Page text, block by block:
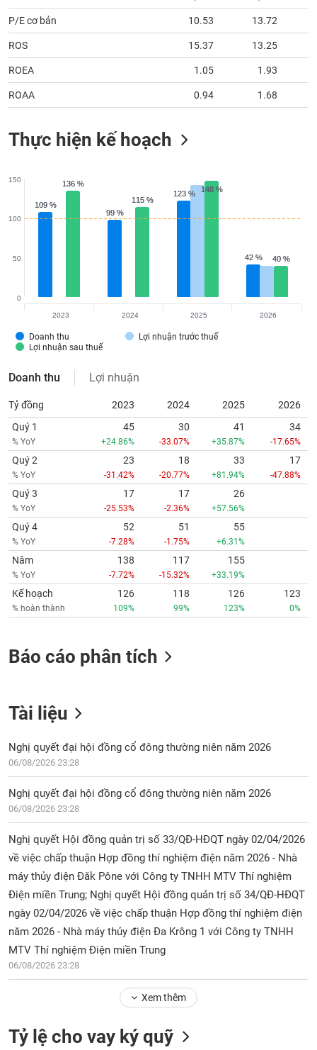
P/E cơ bản 10.53 13.72
ROS 15.37 13.25
ROEA 1.05 1.93
ROAA 0.94 1.68
Thực hiện kế hoạch
109 %
109 %
99 %
99 %
123 %
123 %
42 %
42 %
136 %
136 %
115 %
115 %
148 %
148 %
40 %
40 %
Doanh thu
Lợi nhuận trước thuế
Lợi nhuận sau thuế
0
50
100
150
2023 2024 2025 2026
Doanh thu Lợi nhuận
Tỷ đồng 2023 2024 2025
2026
Quý 1
% YoY
45
+24.86%
30
-33.07%
41
+35.87%
34
-17.65%
Quý 2
% YoY
23
-31.42%
18
-20.77%
33
+81.94%
17
-47.88%
Quý 3
% YoY
17
-25.53%
17
-2.36%
26
+57.56%
Quý 4
% YoY
52
-7.28%
51
-1.75%
55
+6.31%
Năm
% YoY
138
-7.72%
117
-15.32%
155
+33.19%
Kế hoạch
% hoàn thành
126
109%
118
99%
126
123%
123
0%
Báo cáo phân tích
Tài liệu
Nghị quyết đại hội đồng cổ đông thường niên năm 2026
06/08/2026 23:28
Nghị quyết đại hội đồng cổ đông thường niên năm 2026
06/08/2026 23:28
Nghị quyết Hội đồng quản trị số 33/QĐ-HĐQT ngày 02/04/2026
về việc chấp thuận Hợp đồng thí nghiệm điện năm 2026 - Nhà
máy thủy điện Đăk Pône với Công ty TNHH MTV Thí nghiệm
Điện miền Trung; Nghị quyết Hội đồng quản trị số 34/QĐ-HĐQT
ngày 02/04/2026 về việc chấp thuận Hợp đồng thí nghiệm điện
năm 2026 - Nhà máy thủy điện Đa Krông 1 với Công ty TNHH
MTV Thí nghiệm Điện miền Trung
06/08/2026 23:28
Xem thêm
Tỷ lệ cho vay ký quỹ